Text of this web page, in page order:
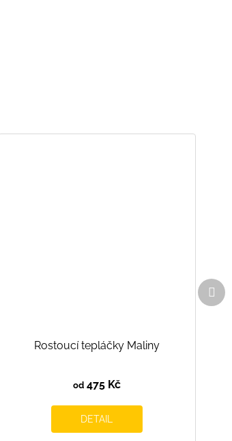
Rostoucí tepláčky Maliny
od 475 Kč
DETAIL